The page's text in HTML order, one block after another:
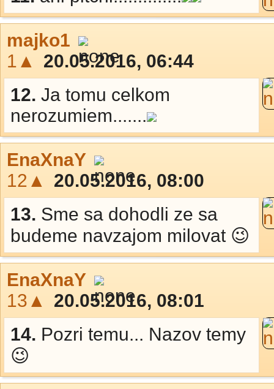
majko1
1▲
20.05.2016, 06:44
12. Ja tomu celkom
nerozumiem.......
EnaXnaY
12▲
20.05.2016, 08:00
13. Sme sa dohodli ze sa
budeme navzajom milovat 😉
EnaXnaY
13▲
20.05.2016, 08:01
14. Pozri temu... Nazov temy
😉